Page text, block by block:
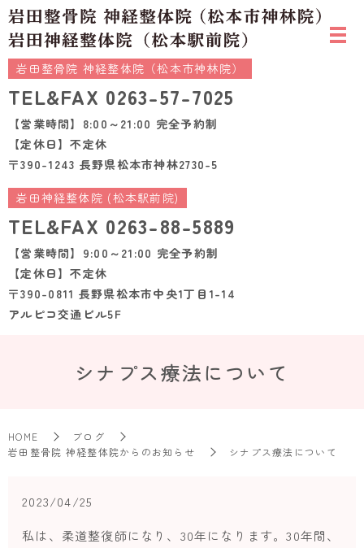
岩田整骨院 神経整体院（松本市神林院）
TEL&FAX 0263-57-7025
【営業時間】8:00～21:00 完全予約制
【定休日】不定休
〒390-1243 長野県松本市神林2730-5
岩田神経整体院 (松本駅前院)
TEL&FAX 0263-88-5889
【営業時間】9:00～21:00 完全予約制
【定休日】不定休
〒390-0811 長野県松本市中央1丁目1-14
アルピコ交通ビル5F
シナプス療法について
HOME
ブログ
岩田整骨院 神経整体院からのお知らせ
シナプス療法について
2023/04/25
私は、柔道整復師になり、30年になります。30年間、